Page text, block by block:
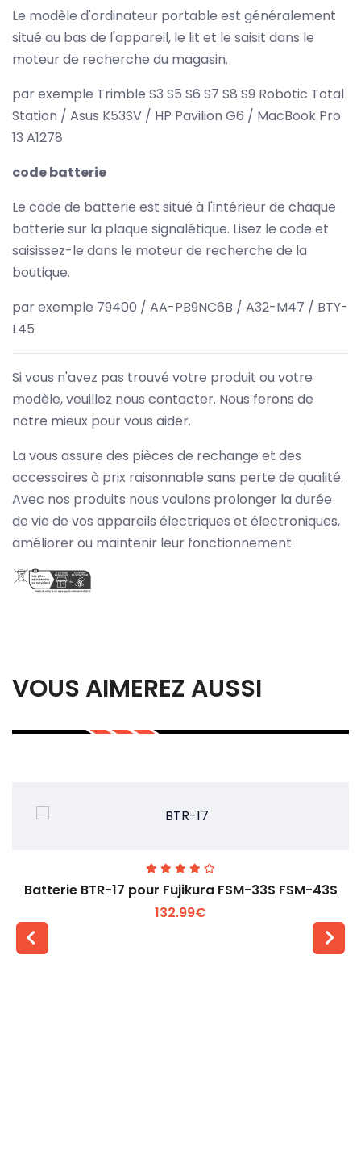
Le modèle d'ordinateur portable est généralement
situé au bas de l'appareil, le lit et le saisit dans le
moteur de recherche du magasin.
par exemple Trimble S3 S5 S6 S7 S8 S9 Robotic Total
Station / Asus K53SV / HP Pavilion G6 / MacBook Pro
13 A1278
code batterie
Le code de batterie est situé à l'intérieur de chaque
batterie sur la plaque signalétique. Lisez le code et
saisissez-le dans le moteur de recherche de la
boutique.
par exemple 79400 / AA-PB9NC6B / A32-M47 / BTY-
L45
Si vous n'avez pas trouvé votre produit ou votre
modèle, veuillez nous contacter. Nous ferons de
notre mieux pour vous aider.
La vous assure des pièces de rechange et des
accessoires à prix raisonnable sans perte de qualité.
Avec nos produits nous voulons prolonger la durée
de vie de vos appareils électriques et électroniques,
améliorer ou maintenir leur fonctionnement.
VOUS AIMEREZ AUSSI
Batterie BTR-17 pour Fujikura FSM-33S FSM-43S
132.99€